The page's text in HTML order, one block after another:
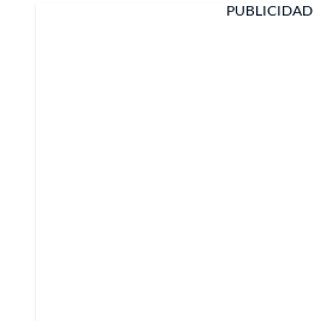
PUBLICIDAD